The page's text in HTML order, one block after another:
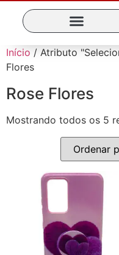
Início / Atributo
Flores
Rose Flores
Mostrando todos os 5